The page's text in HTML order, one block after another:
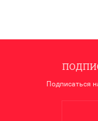
Подписаться